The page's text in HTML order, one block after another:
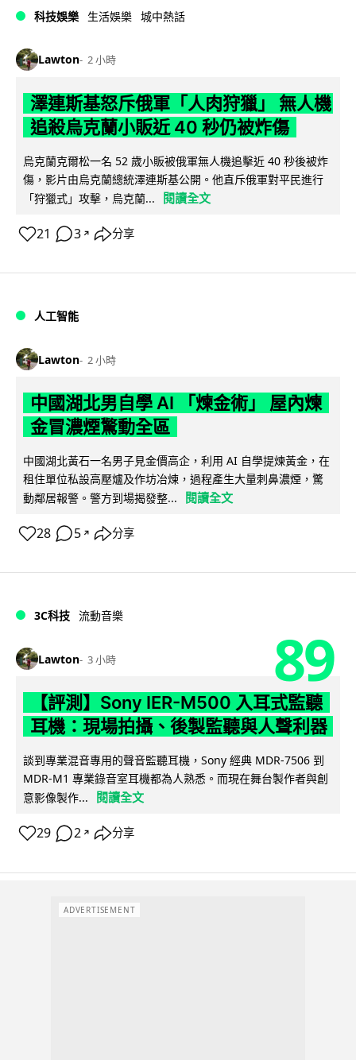
科技娛樂 生活娛樂 城中熱話
Lawton 2 小時
澤連斯基怒斥俄軍「人肉狩獵」 無人機
追殺烏克蘭小販近 40 秒仍被炸傷
烏克蘭克爾松一名 52 歲小販被俄軍無人機追擊近 40 秒後被炸
傷，影片由烏克蘭總統澤連斯基公開。他直斥俄軍對平民進行
「狩獵式」攻擊，烏克蘭...
閱讀全文
21 3 ↗ 分享
人工智能
Lawton 2 小時
中國湖北男自學 AI 「煉金術」 屋內煉
金冒濃煙驚動全區
中國湖北黃石一名男子見金價高企，利用 AI 自學提煉黃金，在
租住單位私設高壓爐及作坊冶煉，過程產生大量刺鼻濃煙，驚
動鄰居報警。警方到場揭發整...
閱讀全文
28 5 ↗ 分享
3C科技 流動音樂
Lawton 3 小時 89
【評測】Sony IER-M500 入耳式監聽
耳機：現場拍攝、後製監聽與人聲利器
談到專業混音專用的聲音監聽耳機，Sony 經典 MDR-7506 到
MDR-M1 專業錄音室耳機都為人熟悉。而現在舞台製作者與創
意影像製作...
閱讀全文
29 2 ↗ 分享
ADVERTISEMENT